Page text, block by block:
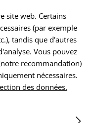
CHEFS BOONIES
site web. Certains
(par exemple
tandis que d'autres
Vous pouvez
recommandation)
nécessaires.
des données.